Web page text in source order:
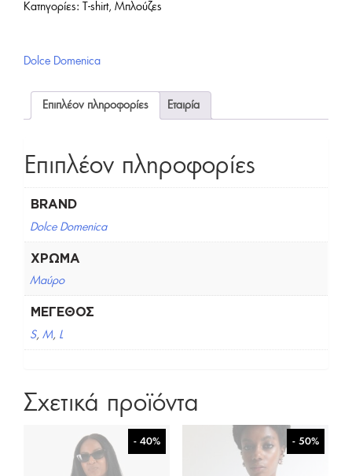
Κατηγορίες:
T-shirt, Μπλούζες
Dolce Domenica
Επιπλέον πληροφορίες Εταιρία
Επιπλέον πληροφορίες
BRAND
Dolce Domenica
ΧΡΏΜΑ
Μαύρο
ΜΈΓΕΘΟΣ
S, M, L
Σχετικά προϊόντα
- 40% - 50%